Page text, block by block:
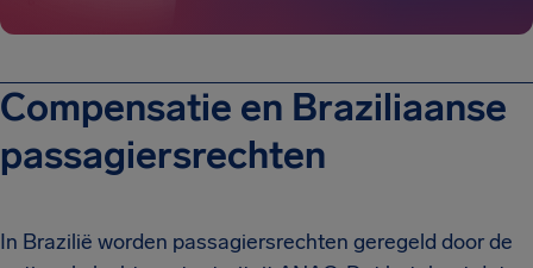
Compensatie en Braziliaanse
passagiersrechten
In Brazilië worden passagiersrechten geregeld door de